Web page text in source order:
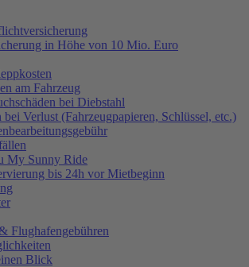
in Höhe von 10 Mio. Euro
am Fahrzeug
bei Diebstahl
Verlust (Fahrzeugpapieren, Schlüssel, etc.)
My Sunny Ride
bis 24h vor Mietbeginn
Flughafengebühren
Blick